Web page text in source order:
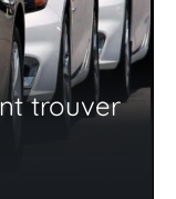
trouver